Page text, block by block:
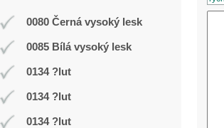
0080 Černá vysoký lesk
0085 Bílá vysoký lesk
0134 ?lut
0134 ?lut
0134 ?lut